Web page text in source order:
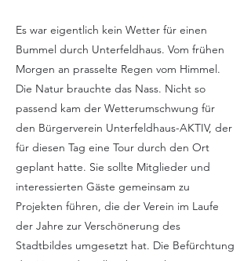
Es war eigentlich kein Wetter für einen
Bummel durch Unterfeldhaus. Vom frühen
Morgen an prasselte Regen vom Himmel.
Die Natur brauchte das Nass. Nicht so
passend kam der Wetterumschwung für
den Bürgerverein Unterfeldhaus-AKTIV, der
für diesen Tag eine Tour durch den Ort
geplant hatte. Sie sollte Mitglieder und
interessierten Gäste gemeinsam zu
Projekten führen, die der Verein im Laufe
der Jahre zur Verschönerung des
Stadtbildes umgesetzt hat. Die Befürchtung